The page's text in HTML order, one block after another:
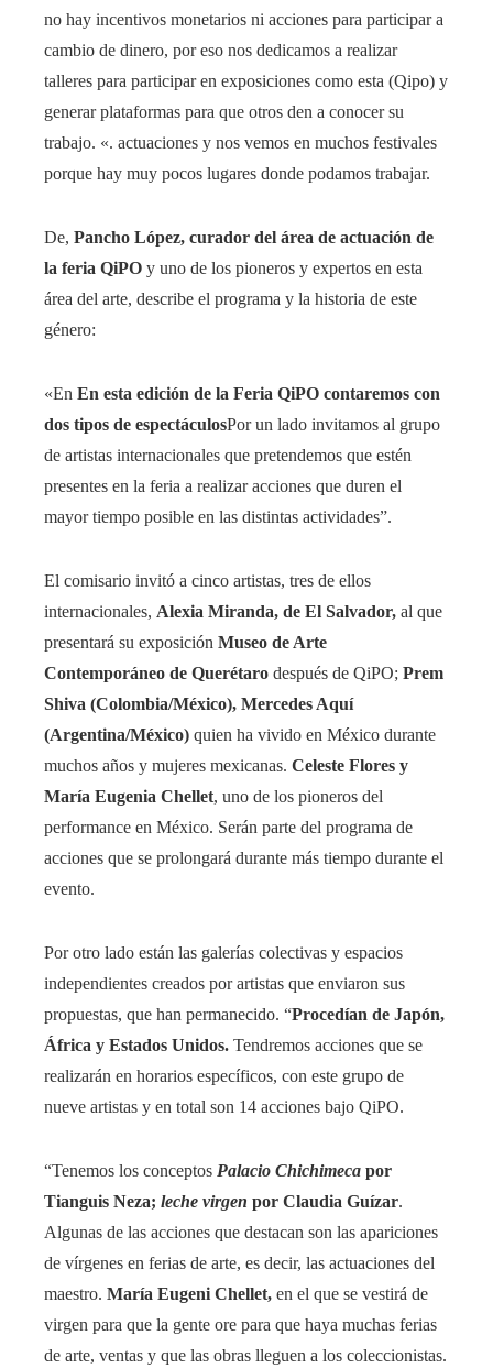
no hay incentivos monetarios ni acciones para participar a
cambio de dinero, por eso nos dedicamos a realizar
talleres para participar en exposiciones como esta (Qipo) y
generar plataformas para que otros den a conocer su
trabajo. «. actuaciones y nos vemos en muchos festivales
porque hay muy pocos lugares donde podamos trabajar.
De, Pancho López, curador del área de actuación de
la feria QiPO y uno de los pioneros y expertos en esta
área del arte, describe el programa y la historia de este
género:
«En En esta edición de la Feria QiPO contaremos con
dos tipos de espectáculosPor un lado invitamos al grupo
de artistas internacionales que pretendemos que estén
presentes en la feria a realizar acciones que duren el
mayor tiempo posible en las distintas actividades”.
El comisario invitó a cinco artistas, tres de ellos
internacionales, Alexia Miranda, de El Salvador, al que
presentará su exposición Museo de Arte
Contemporáneo de Querétaro después de QiPO; Prem
Shiva (Colombia/México), Mercedes Aquí
(Argentina/México) quien ha vivido en México durante
muchos años y mujeres mexicanas. Celeste Flores y
María Eugenia Chellet, uno de los pioneros del
performance en México. Serán parte del programa de
acciones que se prolongará durante más tiempo durante el
evento.
Por otro lado están las galerías colectivas y espacios
independientes creados por artistas que enviaron sus
propuestas, que han permanecido. “Procedían de Japón,
África y Estados Unidos. Tendremos acciones que se
realizarán en horarios específicos, con este grupo de
nueve artistas y en total son 14 acciones bajo QiPO.
“Tenemos los conceptos Palacio Chichimeca por
Tianguis Neza; leche virgen por Claudia Guízar.
Algunas de las acciones que destacan son las apariciones
de vírgenes en ferias de arte, es decir, las actuaciones del
maestro. María Eugeni Chellet, en el que se vestirá de
virgen para que la gente ore para que haya muchas ferias
de arte, ventas y que las obras lleguen a los coleccionistas.